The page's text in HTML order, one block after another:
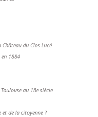
du Clos Lucé
1884
au 18e siècle
de la citoyenne ?